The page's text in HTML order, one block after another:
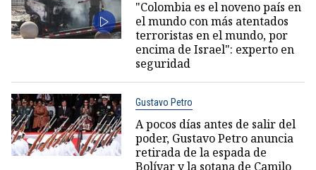
"Colombia es el noveno país en
el mundo con más atentados
terroristas en el mundo, por
encima de Israel": experto en
seguridad
Gustavo Petro
A pocos días antes de salir del
poder, Gustavo Petro anuncia
retirada de la espada de
Bolívar y la sotana de Camilo